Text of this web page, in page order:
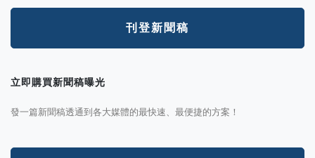
刊登新聞稿
立即購買新聞稿曝光
發一篇新聞稿透通到各大媒體的最快速、最便捷的方案！